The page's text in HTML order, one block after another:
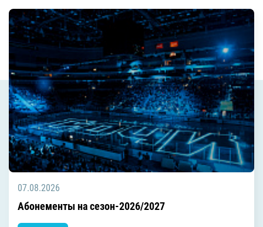
07.08.2026
Абонементы на сезон-2026/2027